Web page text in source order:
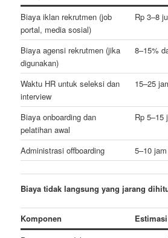
Biaya iklan rekrutmen (job
portal, media sosial)
Rp 3–8
Biaya agensi rekrutmen (jika
digunakan)
8–15%
Waktu HR untuk seleksi dan
interview
15–25
Biaya onboarding dan
pelatihan awal
Rp 5–15
Administrasi offboarding 5–10
Biaya tidak langsung yang jarang
Komponen
Estimasi